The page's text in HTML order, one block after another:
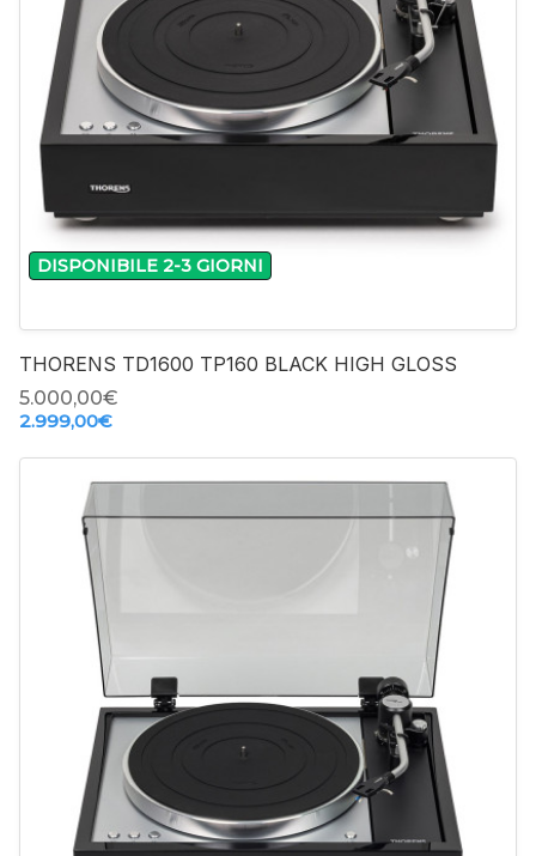
DISPONIBILE 2-3 GIORNI
THORENS TD1600 TP160 BLACK HIGH GLOSS
5.000,00‎€
2.999,00‎€
-
-